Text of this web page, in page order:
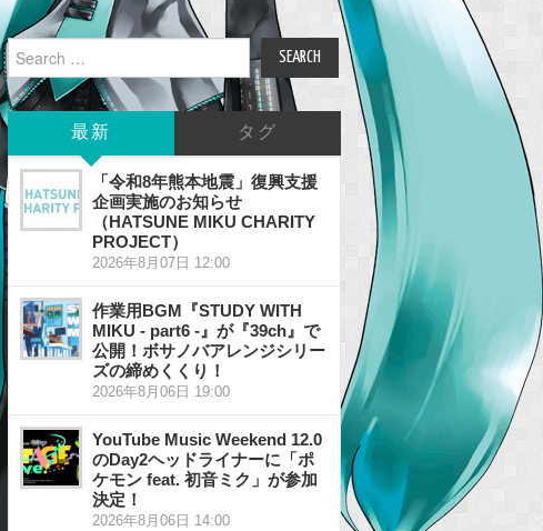
Search
for:
最新 タグ
「令和8年熊本地震」復興支援
企画実施のお知らせ
（HATSUNE MIKU CHARITY
PROJECT）
2026年8月07日 12:00
作業用BGM『STUDY WITH
MIKU - part6 -』が『39ch』で
公開！ボサノバアレンジシリー
ズの締めくくり！
2026年8月06日 19:00
YouTube Music Weekend 12.0
のDay2ヘッドライナーに「ポ
ケモン feat. 初音ミク」が参加
決定！
2026年8月06日 14:00